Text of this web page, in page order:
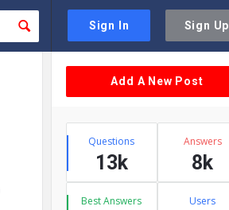
Sign In Sign Up
Sidebar
Add A New Post
Stats
Questions
13k
Answers
8k
Best Answers Users